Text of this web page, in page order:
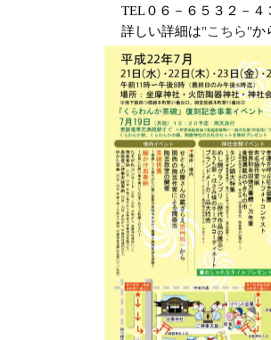
TEL０６－６５３２－
詳しい詳細は"こちら"か